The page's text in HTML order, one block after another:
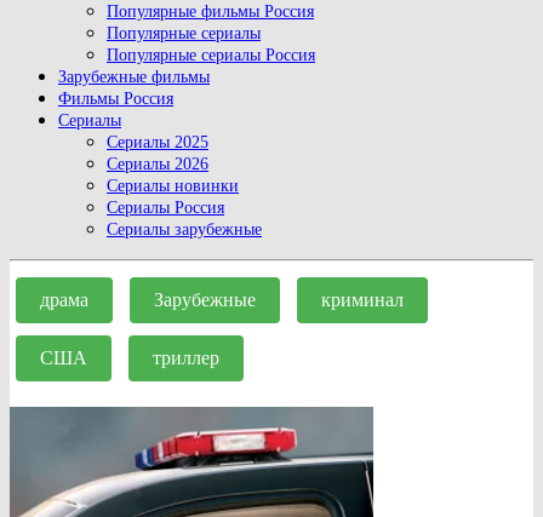
Популярные фильмы Россия
Популярные сериалы
Популярные сериалы Россия
Зарубежные фильмы
Фильмы Россия
Сериалы
Сериалы 2025
Сериалы 2026
Сериалы новинки
Сериалы Россия
Сериалы зарубежные
Close
Button
драма Зарубежные криминал
США триллер